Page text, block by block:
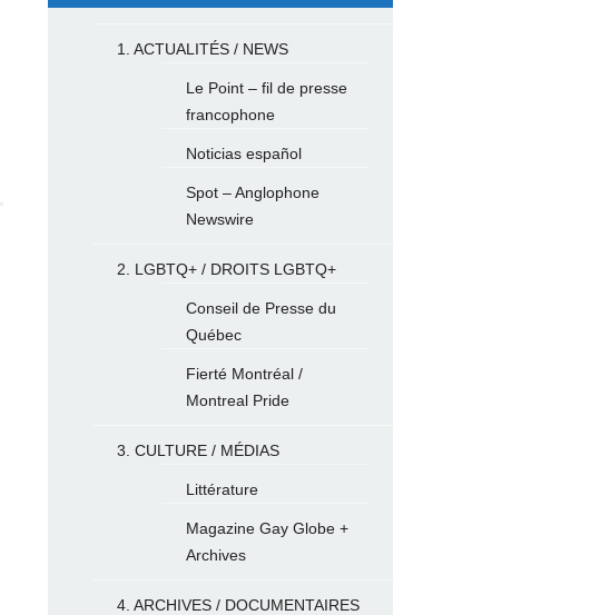
1. ACTUALITÉS / NEWS
Le Point – fil de presse
francophone
Noticias español
Spot – Anglophone
Newswire
2. LGBTQ+ / DROITS LGBTQ+
Conseil de Presse du
Québec
Fierté Montréal /
Montreal Pride
3. CULTURE / MÉDIAS
Littérature
Magazine Gay Globe +
Archives
4. ARCHIVES / DOCUMENTAIRES